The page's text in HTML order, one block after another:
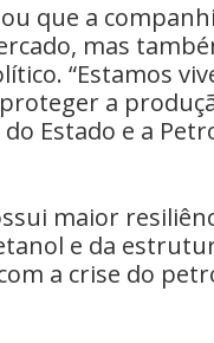
que a
mas
“Estamos
a
Estado e a
maior
e da
a crise do